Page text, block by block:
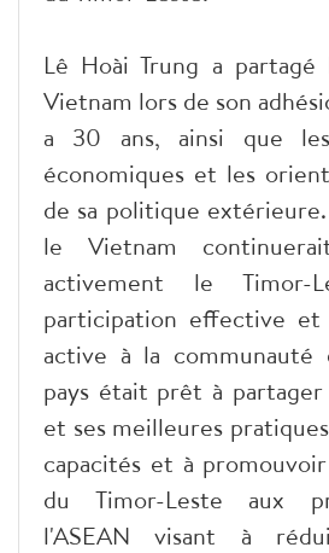
Lê Hoài Trung a partagé
Vietnam lors de son
a 30 ans, ainsi que
économiques et les
de sa politique
le Vietnam
activement le Timor-
participation effective et
active à la communauté
pays était prêt à
et ses meilleures
capacités et à
du Timor-Leste aux
l'ASEAN visant à